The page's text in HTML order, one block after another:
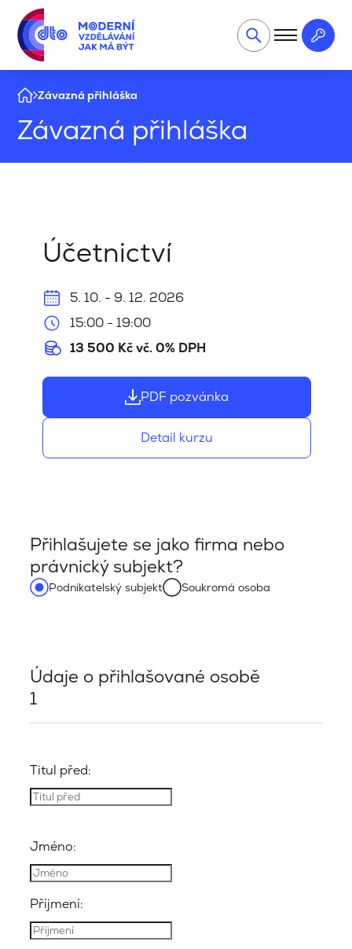
Závazná přihláška
Závazná přihláška
Účetnictví
5. 10. - 9. 12. 2026
15:00 - 19:00
13 500 Kč vč. 0% DPH
PDF pozvánka
Detail kurzu
Přihlašujete se jako firma nebo
právnický subjekt?
Podnikatelský subjekt Soukromá osoba
Údaje o přihlašované osobě
1
Titul před:
Jméno:
Příjmení: